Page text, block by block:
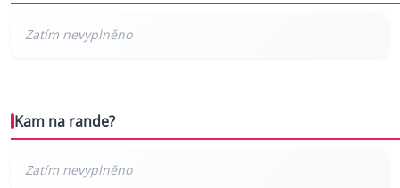
Kam na rande?